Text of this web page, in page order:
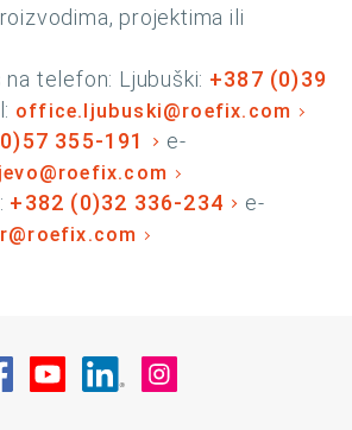
projektima ili
telefon: Ljubuški: +387 (0)39
office.ljubuski@roefix.com
355-191
e-
+382 (0)32 336-234
e-
Posjetite nas na Facebook
Posjetite nas na YouTube
Posjetite nas na